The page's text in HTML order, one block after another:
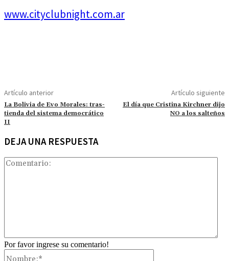
www.cityclubnight.com.ar
Artículo anterior
La Bolivia de Evo Morales: tras-
tienda del sistema democrático
II
Artículo siguiente
El día que Cristina Kirchner dijo
NO a los salteños
DEJA UNA RESPUESTA
Por favor ingrese su comentario!